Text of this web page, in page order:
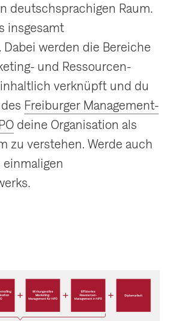
deutschsprachigen Raum.
insgesamt
werden die Bereiche
und Ressourcen-
verknüpft und du
Freiburger Management-
deine Organisation als
zu verstehen. Werde auch
einmaligen